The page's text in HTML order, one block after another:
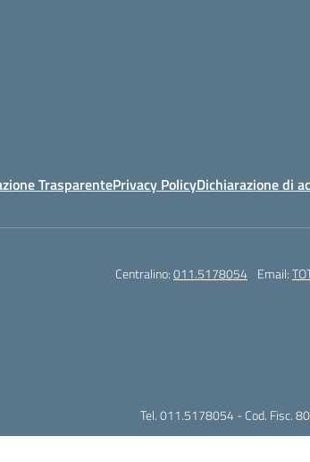
TrasparentePrivacy PolicyDichiarazione di
Centralino:011.5178054 Email:
Tel. 011.5178054 - Cod. Fisc.